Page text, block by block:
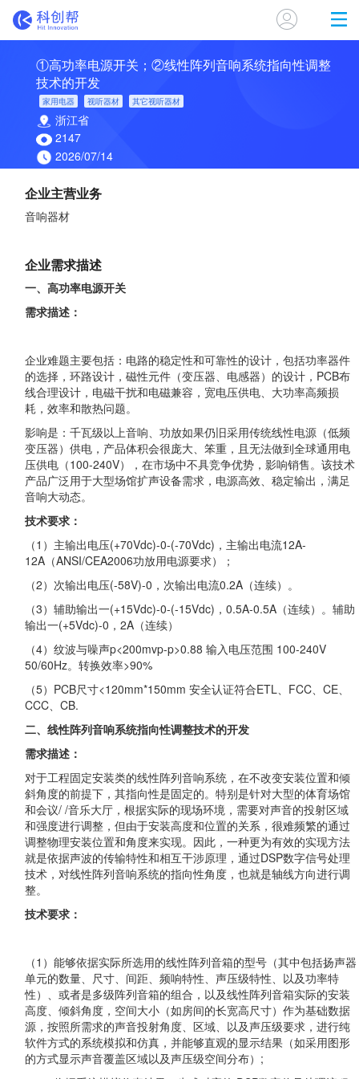
①高功率电源开关；②线性阵列音响系统指向性调整
技术的开发
家用电器 视听器材 其它视听器材
浙江省
2147
2026/07/14
企业主营业务
音响器材
企业需求描述
一、高功率电源开关
需求描述：
企业难题主要包括：电路的稳定性和可靠性的设计，包括功率器件
的选择，环路设计，磁性元件（变压器、电感器）的设计，PCB布
线合理设计，电磁干扰和电磁兼容，宽电压供电、大功率高频损
耗，效率和散热问题。
影响是：千瓦级以上音响、功放如果仍旧采用传统线性电源（低频
变压器）供电，产品体积会很庞大、笨重，且无法做到全球通用电
压供电（100-240V），在市场中不具竞争优势，影响销售。该技术
产品广泛用于大型场馆扩声设备需求，电源高效、稳定输出，满足
音响大动态。
技术要求：
（1）主输出电压(+70Vdc)-0-(-70Vdc)，主输出电流12A-
12A（ANSI/CEA2006功放用电源要求）；
（2）次输出电压(-58V)-0，次输出电流0.2A（连续）。
（3）辅助输出一(+15Vdc)-0-(-15Vdc)，0.5A-0.5A（连续）。辅助
输出一(+5Vdc)-0，2A（连续）
（4）纹波与噪声p<200mvp-p>0.88 输入电压范围 100-240V
50/60Hz。转换效率>90%
（5）PCB尺寸<120mm*150mm 安全认证符合ETL、FCC、CE、
CCC、CB.
二、线性阵列音响系统指向性调整技术的开发
需求描述：
对于工程固定安装类的线性阵列音响系统，在不改变安装位置和倾
斜角度的前提下，其指向性是固定的。特别是针对大型的体育场馆
和会议/ /音乐大厅，根据实际的现场环境，需要对声音的投射区域
和强度进行调整，但由于安装高度和位置的关系，很难频繁的通过
调整物理安装位置和角度来实现。因此，一种更为有效的实现方法
就是依据声波的传输特性和相互干涉原理，通过DSP数字信号处理
技术，对线性阵列音响系统的指向性角度，也就是轴线方向进行调
整。
技术要求：
（1）能够依据实际所选用的线性阵列音箱的型号（其中包括扬声器
单元的数量、尺寸、间距、频响特性、声压级特性、以及功率特
性）、或者是多级阵列音箱的组合，以及线性阵列音箱实际的安装
高度、倾斜角度，空间大小（如房间的长宽高尺寸）作为基础数据
源，按照所需求的声音投射角度、区域、以及声压级要求，进行纯
软件方式的系统模拟和仿真，并能够直观的显示结果（如采用图形
的方式显示声音覆盖区域以及声压级空间分布）;